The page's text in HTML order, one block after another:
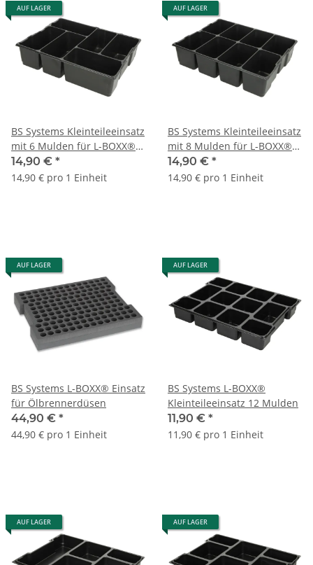
AUF LAGER
BS Systems Kleinteileeinsatz
mit 6 Mulden für L-BOXX®
136 und 306
14,90 € *
14,90 € pro 1 Einheit
AUF LAGER
BS Systems Kleinteileeinsatz
mit 8 Mulden für L-BOXX®
136 und 306
14,90 € *
14,90 € pro 1 Einheit
AUF LAGER
BS Systems L-BOXX® Einsatz
für Ölbrennerdüsen
44,90 € *
44,90 € pro 1 Einheit
AUF LAGER
BS Systems L-BOXX®
Kleinteileeinsatz 12 Mulden
11,90 € *
11,90 € pro 1 Einheit
AUF LAGER AUF LAGER